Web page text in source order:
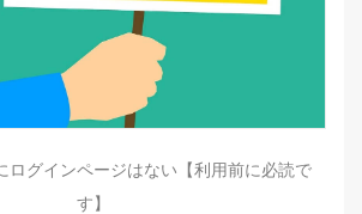
ログインページはない【利用前に必読で
す】